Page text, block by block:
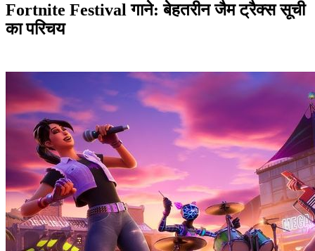
Fortnite Festival गाने: बेहतरीन जैम ट्रैक्स सूची
का परिचय